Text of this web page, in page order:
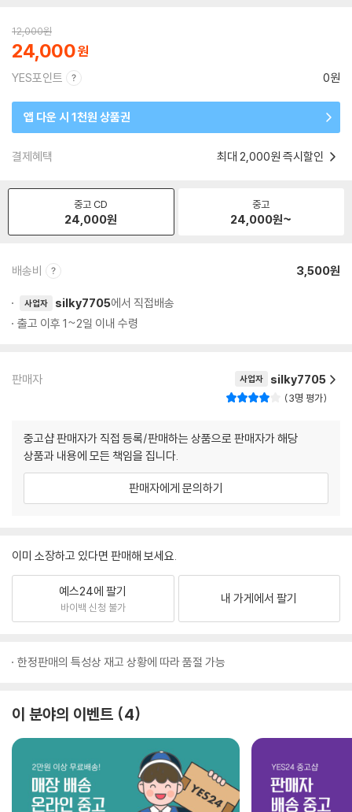
12,000원
24,000
YES포인트 0원
앱 다운 시 1천원 상품권
결제혜택 최대 2,000원 즉시할인
중고 CD
24,000원
중고
24,000원~
배송비 3,500원
사업자 silky7705에서 직접배송
출고 이후 1~2일 이내 수령
판매자 사업자 silky7705
3명 평가
중고샵 판매자가 직접 등록/판매하는 상품으로 판매자가 해당
상품과 내용에 모든 책임을 집니다.
판매자에게 문의하기
이미 소장하고 있다면 판매해 보세요.
예스24에 팔기
바이백 신청 불가
내 가게에서 팔기
한정판매의 특성상 재고 상황에 따라 품절 가능
이 분야의 이벤트 4